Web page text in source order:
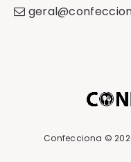
geral@
Confecciona ©